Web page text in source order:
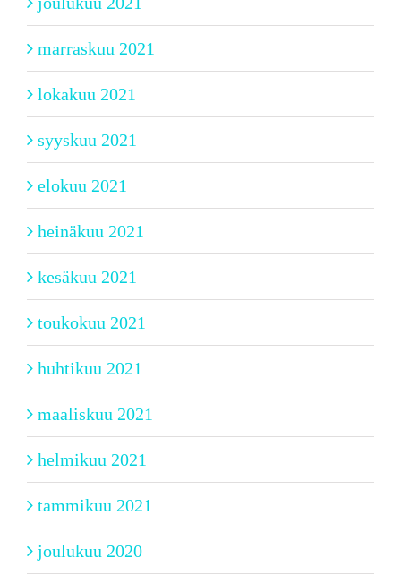
marraskuu 2021
lokakuu 2021
syyskuu 2021
elokuu 2021
heinäkuu 2021
kesäkuu 2021
toukokuu 2021
huhtikuu 2021
maaliskuu 2021
helmikuu 2021
tammikuu 2021
joulukuu 2020